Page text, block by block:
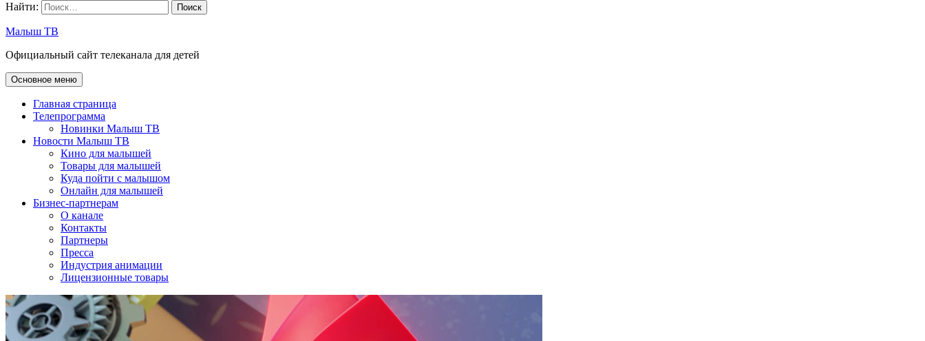
Найти:
Малыш ТВ
Официальный сайт телеканала для детей
Основное меню
Главная страница
Телепрограмма
Новинки Малыш ТВ
Новости Малыш ТВ
Кино для малышей
Товары для малышей
Куда пойти с малышом
Онлайн для малышей
Бизнес-партнерам
О канале
Контакты
Партнеры
Пресса
Индустрия анимации
Лицензионные товары